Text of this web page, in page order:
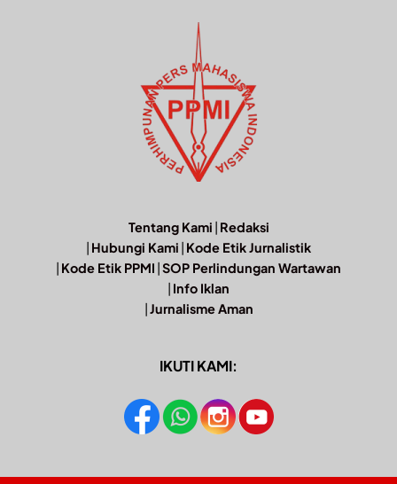
Tentang Kami | Redaksi
| Hubungi Kami | Kode Etik Jurnalistik
| Kode Etik PPMI |SOP Perlindungan Wartawan
| Info Iklan
|Jurnalisme Aman
IKUTI KAMI: